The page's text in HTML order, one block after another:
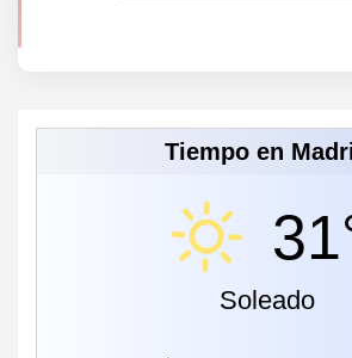
Tiempo en
Soleado